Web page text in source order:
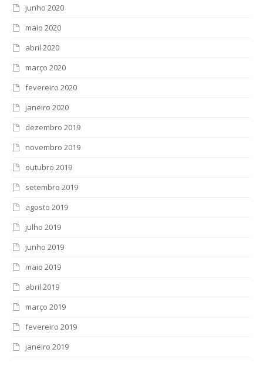
junho 2020
maio 2020
abril 2020
março 2020
fevereiro 2020
janeiro 2020
dezembro 2019
novembro 2019
outubro 2019
setembro 2019
agosto 2019
julho 2019
junho 2019
maio 2019
abril 2019
março 2019
fevereiro 2019
janeiro 2019